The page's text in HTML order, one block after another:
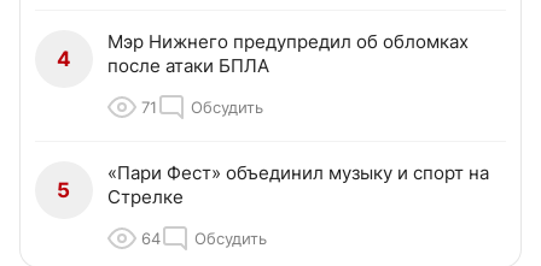
4
Мэр Нижнего предупредил об обломках
после атаки БПЛА
71 Обсудить
5
«Пари Фест» объединил музыку и спорт на
Стрелке
64 Обсудить